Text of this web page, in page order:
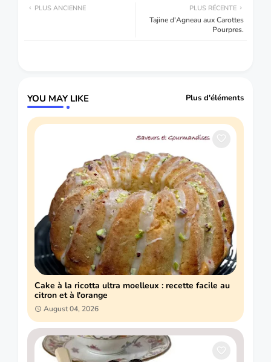
PLUS RÉCENTE
Tajine d'Agneau aux Carottes
Pourpres.
PLUS ANCIENNE
YOU MAY LIKE Plus d'éléments
Cake à la ricotta ultra moelleux : recette facile au
citron et à l'orange
August 04, 2026